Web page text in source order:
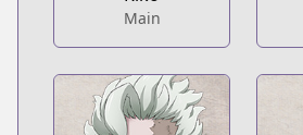
Main